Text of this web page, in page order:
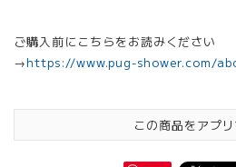
ご購入前にこちらをお読みください
→https://www.pug-shower.com/
この商品をアプ